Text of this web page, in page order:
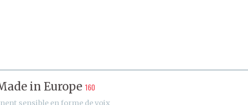
in Europe 160
sensible en forme de voix